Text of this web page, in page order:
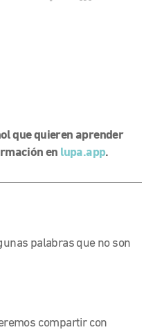
que quieren aprender
en lupa.app.
palabras que no son
compartir con